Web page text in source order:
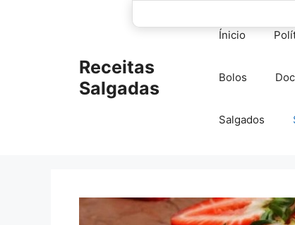
Receitas
Salgadas
Ínicio
Bolos
Salgados